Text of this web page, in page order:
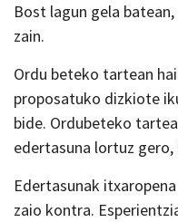
Bost lagun gela
zain.
Ordu beteko tartean
proposatuko dizkiote
bide. Ordubeteko
edertasuna lortuz
Edertasunak
zaio kontra.